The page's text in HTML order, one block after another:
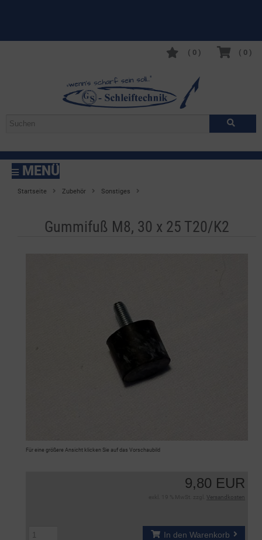
( 0 )
( 0 )
MENÜ
Startseite Zubehör Sonstiges
Gummifuß M8, 30 x 25 T20/K2
Für eine größere Ansicht klicken Sie auf das Vorschaubild
9,80 EUR
Versandkosten
In den Warenkorb